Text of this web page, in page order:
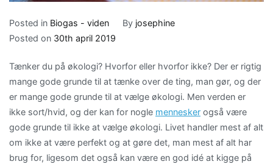
Posted in Biogas - viden By josephine
Posted on 30th april 2019
Tænker du på økologi? Hvorfor eller hvorfor ikke? Der er rigtig
mange gode grunde til at tænke over de ting, man gør, og der
er mange gode grunde til at vælge økologi. Men verden er
ikke sort/hvid, og der kan for nogle mennesker også være
gode grunde til ikke at vælge økologi. Livet handler mest af alt
om ikke at være perfekt og at gøre det, man mest af alt har
brug for, ligesom det også kan være en god idé at kigge på